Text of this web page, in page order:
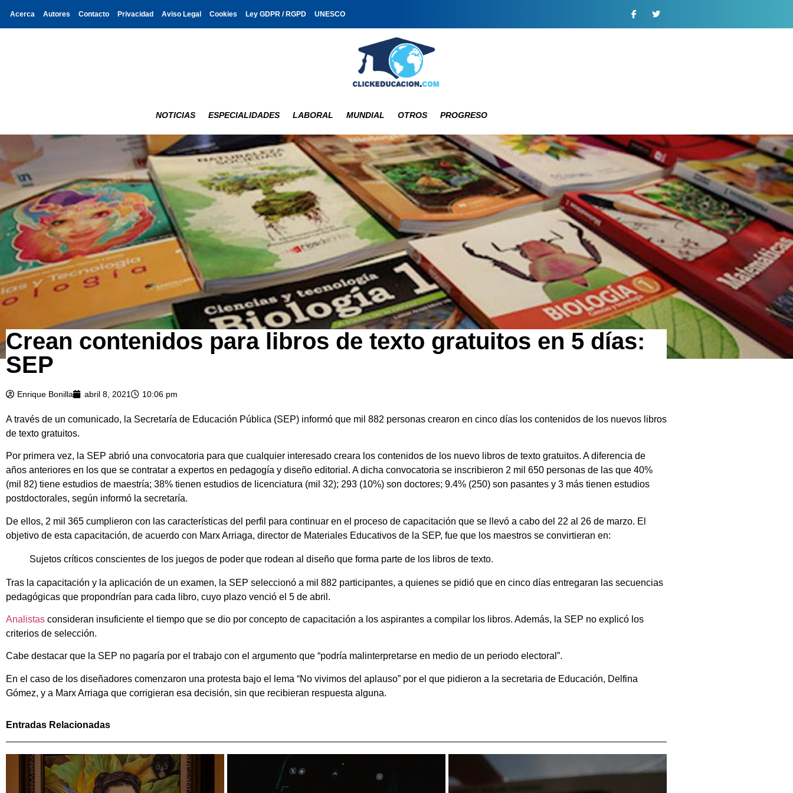
Acerca Autores Contacto Privacidad Aviso Legal Cookies Ley GDPR / RGPD UNESCO
NOTICIAS ESPECIALIDADES LABORAL MUNDIAL OTROS PROGRESO
Crean contenidos para libros de texto gratuitos en 5 días:
SEP
Enrique Bonilla abril 8, 2021 10:06 pm
A través de un comunicado, la Secretaría de Educación Pública (SEP) informó que mil 882 personas crearon en cinco días los contenidos de los nuevos libros
de texto gratuitos.
Por primera vez, la SEP abrió una convocatoria para que cualquier interesado creara los contenidos de los nuevo libros de texto gratuitos. A diferencia de
años anteriores en los que se contratar a expertos en pedagogía y diseño editorial. A dicha convocatoria se inscribieron 2 mil 650 personas de las que 40%
(mil 82) tiene estudios de maestría; 38% tienen estudios de licenciatura (mil 32); 293 (10%) son doctores; 9.4% (250) son pasantes y 3 más tienen estudios
postdoctorales, según informó la secretaría.
De ellos, 2 mil 365 cumplieron con las características del perfil para continuar en el proceso de capacitación que se llevó a cabo del 22 al 26 de marzo. El
objetivo de esta capacitación, de acuerdo con Marx Arriaga, director de Materiales Educativos de la SEP, fue que los maestros se convirtieran en:
Sujetos críticos conscientes de los juegos de poder que rodean al diseño que forma parte de los libros de texto.
Tras la capacitación y la aplicación de un examen, la SEP seleccionó a mil 882 participantes, a quienes se pidió que en cinco días entregaran las secuencias
pedagógicas que propondrían para cada libro, cuyo plazo venció el 5 de abril.
Analistas consideran insuficiente el tiempo que se dio por concepto de capacitación a los aspirantes a compilar los libros. Además, la SEP no explicó los
criterios de selección.
Cabe destacar que la SEP no pagaría por el trabajo con el argumento que “podría malinterpretarse en medio de un periodo electoral”.
En el caso de los diseñadores comenzaron una protesta bajo el lema “No vivimos del aplauso” por el que pidieron a la secretaria de Educación, Delfina
Gómez, y a Marx Arriaga que corrigieran esa decisión, sin que recibieran respuesta alguna.
Entradas Relacionadas